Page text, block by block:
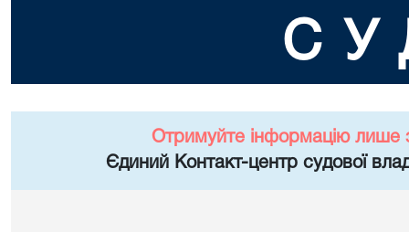
Отримуйте інформацію лише
Єдиний Контакт-центр судової